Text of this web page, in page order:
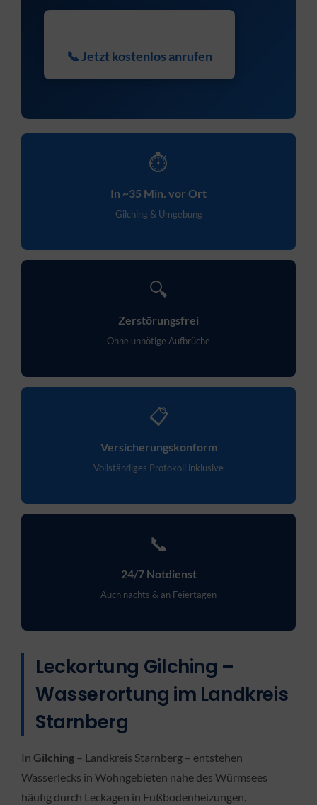
📞 Jetzt kostenlos anrufen
⏱
In ~35 Min. vor Ort
Gilching & Umgebung
🔍
Zerstörungsfrei
Ohne unnötige Aufbrüche
📋
Versicherungskonform
Vollständiges Protokoll inklusive
📞
24/7 Notdienst
Auch nachts & an Feiertagen
Leckortung Gilching –
Wasserortung im Landkreis
Starnberg
In Gilching – Landkreis Starnberg – entstehen
Wasserlecks in Wohngebieten nahe des Würmsees
häufig durch Leckagen in Fußbodenheizungen.